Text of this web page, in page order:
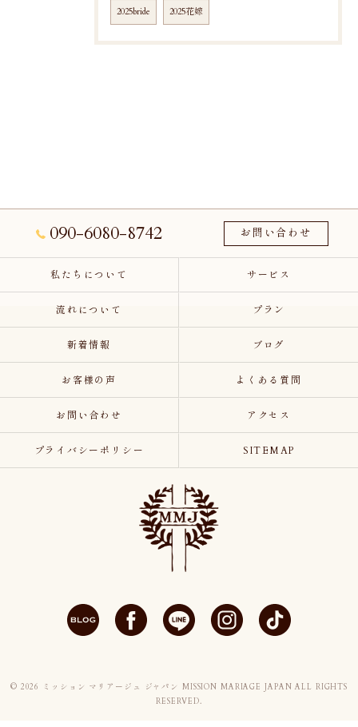
2025bride 2025花嫁
090-6080-8742 お問い合わせ
私たちについて サービス
流れについて プラン
新着情報 ブログ
お客様の声 よくある質問
お問い合わせ アクセス
プライバシーポリシー SITEMAP
© 2026 ミッション マリアージュ ジャパン MISSION MARIAGE JAPAN ALL RIGHTS
RESERVED.